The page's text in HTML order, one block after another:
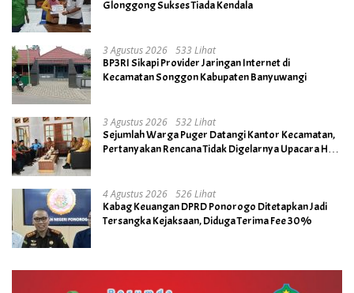
Glonggong Sukses Tiada Kendala
3 Agustus 2026 533 Lihat
BP3RI Sikapi Provider Jaringan Internet di
Kecamatan Songgon Kabupaten Banyuwangi
3 Agustus 2026 532 Lihat
Sejumlah Warga Puger Datangi Kantor Kecamatan,
Pertanyakan Rencana Tidak Digelarnya Upacara HUT
4 Agustus 2026 526 Lihat
Kabag Keuangan DPRD Ponorogo Ditetapkan Jadi
Tersangka Kejaksaan, Diduga Terima Fee 30%